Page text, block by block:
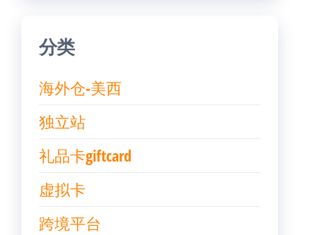
分类
海外仓-美西
独立站
礼品卡giftcard
虚拟卡
跨境平台